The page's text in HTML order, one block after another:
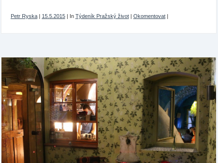
Petr Ryska| 15.5.2015| In Týdeník Pražský život| Okomentovat|